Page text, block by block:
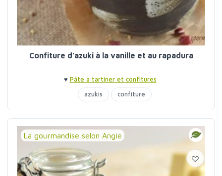
Confiture d'azuki à la vanille et au rapadura
♥ Pâte à tartiner et confitures
azukis
confiture
La gourmandise selon Angie